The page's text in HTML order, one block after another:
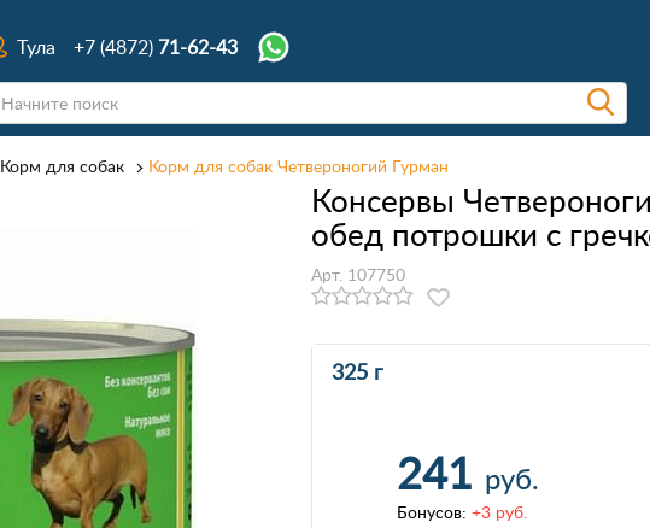
Тула +7 (4872) 71-62-43
Корм для собак Корм для собак Четвероногий Гурман
Консервы
обед потрошки с
Арт. 107750
325 г
241 руб.
Бонусов: +3 руб.